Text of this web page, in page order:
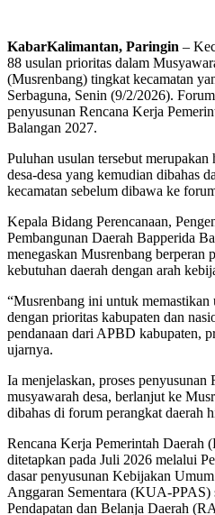
KabarKalimantan, Paringin –
88 usulan prioritas dalam
(Musrenbang) tingkat kecamatan
Serbaguna, Senin (9/2/2026).
penyusunan Rencana Kerja
Balangan 2027.
Puluhan usulan tersebut
desa-desa yang kemudian dibahas
kecamatan sebelum dibawa ke
Kepala Bidang Perencanaan,
Pembangunan Daerah Bapperida
menegaskan Musrenbang berperan
kebutuhan daerah dengan arah
“Musrenbang ini untuk memastikan
dengan prioritas kabupaten dan
pendanaan dari APBD kabupaten,
ujarnya.
Ia menjelaskan, proses
musyawarah desa, berlanjut ke
dibahas di forum perangkat daerah
Rencana Kerja Pemerintah
ditetapkan pada Juli 2026 melalui
dasar penyusunan Kebijakan
Anggaran Sementara (KUA-PPAS)
Pendapatan dan Belanja Daerah